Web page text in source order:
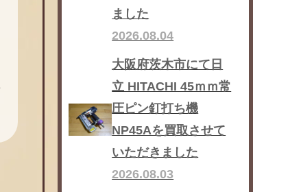
ました
2026.08.04
大阪府茨木市にて日
立 HITACHI 45ｍｍ常
圧ピン釘打ち機
NP45Aを買取させて
いただきました
2026.08.03